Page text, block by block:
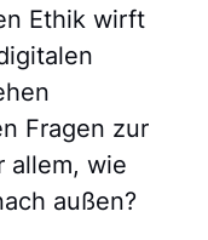
Ethik wirft
Fragen zur
allem, wie
außen?